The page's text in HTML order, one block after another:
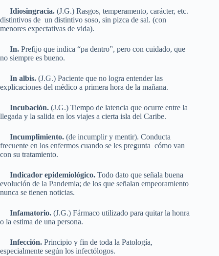
Idiosingracia. (J.G.) Rasgos, temperamento, carácter, etc.
distintivos de un distintivo soso, sin pizca de sal. (con
menores expectativas de vida).
In. Prefijo que indica “pa dentro”, pero con cuidado, que
no siempre es bueno.
In albis. (J.G.) Paciente que no logra entender las
explicaciones del médico a primera hora de la mañana.
Incubación. (J.G.) Tiempo de latencia que ocurre entre la
llegada y la salida en los viajes a cierta isla del Caribe.
Incumplimiento. (de incumplir y mentir). Conducta
frecuente en los enfermos cuando se les pregunta cómo van
con su tratamiento.
Indicador epidemiológico. Todo dato que señala buena
evolución de la Pandemia; de los que señalan empeoramiento
nunca se tienen noticias.
Infamatorio. (J.G.) Fármaco utilizado para quitar la honra
o la estima de una persona.
Infección. Principio y fin de toda la Patología,
especialmente según los infectólogos.